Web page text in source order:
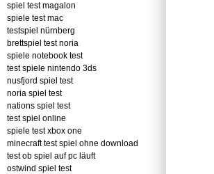
spiel test magalon
spiele test mac
testspiel nürnberg
brettspiel test noria
spiele notebook test
test spiele nintendo 3ds
nusfjord spiel test
noria spiel test
nations spiel test
test spiel online
spiele test xbox one
minecraft test spiel ohne download
test ob spiel auf pc läuft
ostwind spiel test